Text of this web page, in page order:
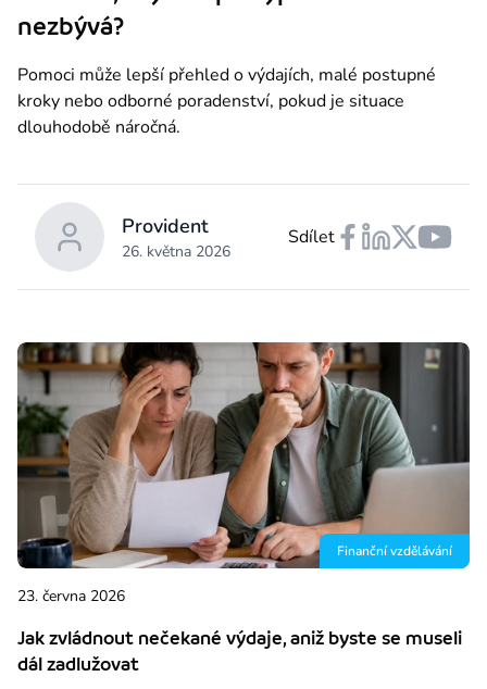
nezbývá?
Pomoci může lepší přehled o výdajích, malé postupné
kroky nebo odborné poradenství, pokud je situace
dlouhodobě náročná.
Provident
26. května 2026
Sdílet
Finanční vzdělávání
23. června 2026
Jak zvládnout nečekané výdaje, aniž byste se museli
dál zadlužovat